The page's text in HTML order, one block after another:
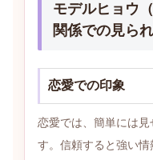
モデルヒョウ
関係での見ら
恋愛での印象
恋愛では、簡単には
す。信頼すると強い